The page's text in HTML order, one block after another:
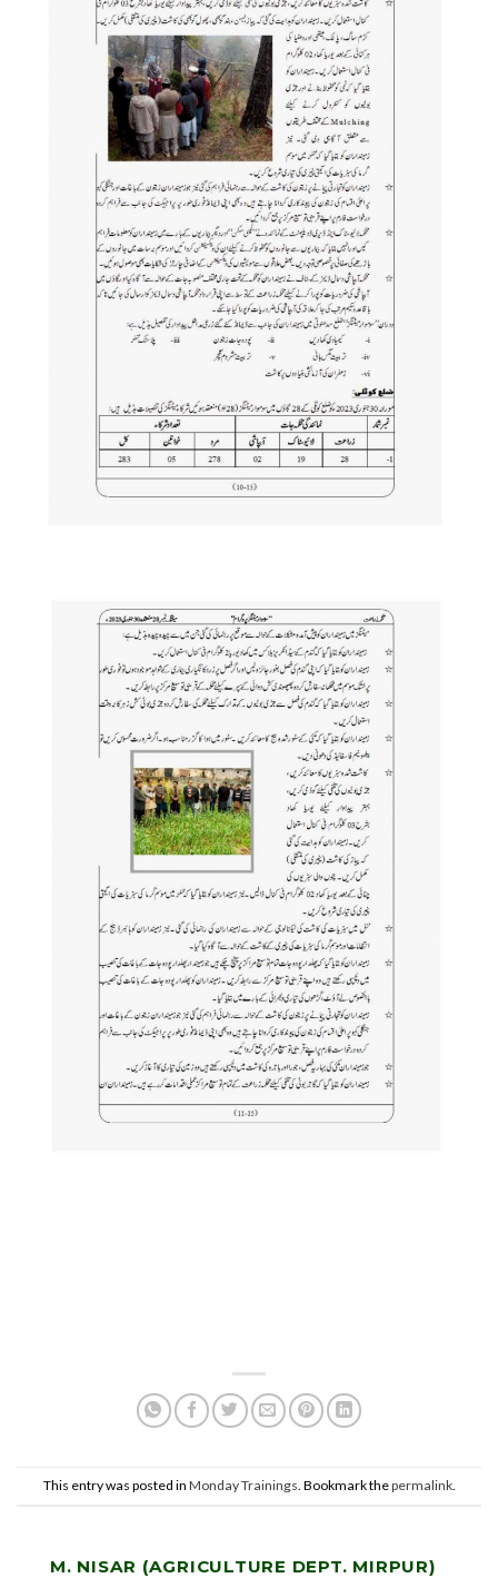
This entry was posted in Monday Trainings. Bookmark thepermalink.
M. NISAR (AGRICULTURE DEPT. MIRPUR)